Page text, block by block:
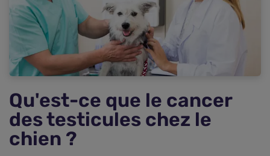
Symptômes d'un cancer des testicules chez le
chien
Comment diagnostiquer le cancer des testicules
chez le chien ?
Quel est le pronostic du cancer des testicules
chez le chien ?
Traitement du cancer testiculaire chez le chien
Prise en charge du cancer des testicules par
l'assurance animaux
Prévention : peut-on empêcher les cancers des
parties génitales chez le chien ?
Qu'est-ce que le cancer
des testicules chez le
chien ?